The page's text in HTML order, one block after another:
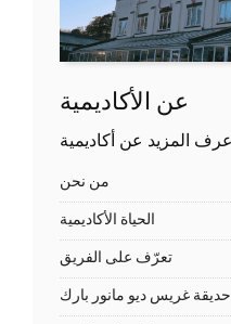
عن الأكاديمية
من نحن
الحياة الأكاديمية
تعرّف على الفريق
حديقة غريس ديو مانور بارك